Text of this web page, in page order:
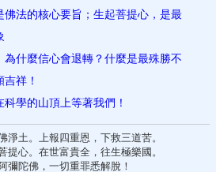
法的核心要旨；生起菩提心，是最
什麼信心會退轉？什麼是最殊勝不
祥！
學的山頂上等著我們！
淨土。上報四重恩，下救三道苦。
提心。在世富貴全，往生極樂國。
彌陀佛，一切重罪悉解脫！